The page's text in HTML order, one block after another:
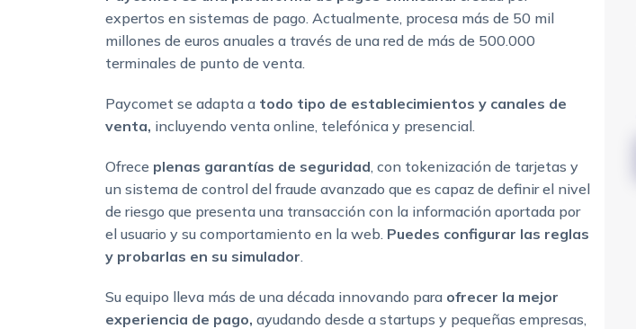
expertos en sistemas de pago. Actualmente, procesa más de 50 mil
millones de euros anuales a través de una red de más de 500.000
terminales de punto de venta.
Paycomet se adapta a todo tipo de establecimientos y canales de
venta, incluyendo venta online, telefónica y presencial.
Ofrece plenas garantías de seguridad, con tokenización de tarjetas y
un sistema de control del fraude avanzado que es capaz de definir el nivel
de riesgo que presenta una transacción con la información aportada por
el usuario y su comportamiento en la web. Puedes configurar las reglas
y probarlas en su simulador.
Su equipo lleva más de una década innovando para ofrecer la mejor
experiencia de pago, ayudando desde a startups y pequeñas empresas,